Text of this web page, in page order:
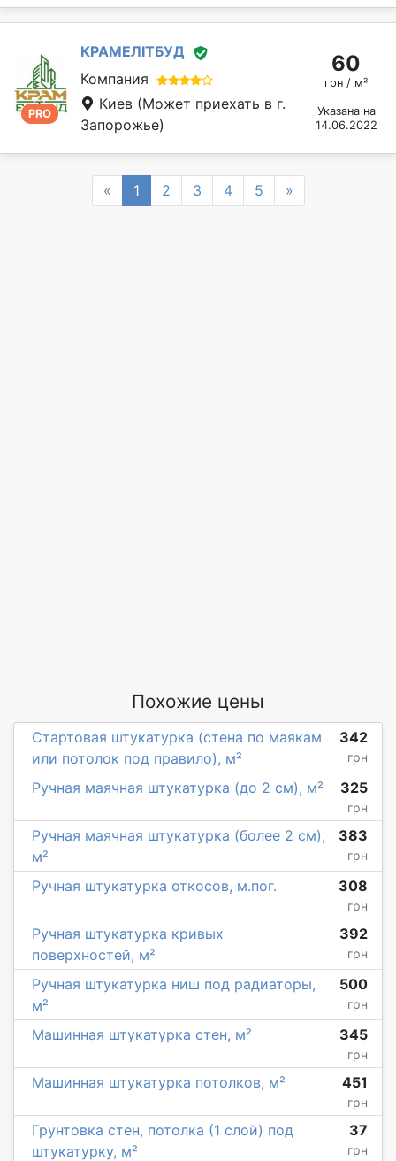
PRO
КРАМЕЛІТБУД
Компания
Киев (Может приехать в г.
Запорожье)
60
грн / м²
Указана на
14.06.2022
« Previous
1 2 3 4 5 »Next
Похожие цены
Стартовая штукатурка (стена по маякам
или потолок под правило), м²
342
грн
Ручная маячная штукатурка (до 2 см), м² 325
грн
Ручная маячная штукатурка (более 2 см),
м²
383
грн
Ручная штукатурка откосов, м.пог. 308
грн
Ручная штукатурка кривых
поверхностей, м²
392
грн
Ручная штукатурка ниш под радиаторы,
м²
500
грн
Машинная штукатурка стен, м² 345
грн
Машинная штукатурка потолков, м² 451
грн
Грунтовка стен, потолка (1 слой) под
штукатурку, м²
37
грн